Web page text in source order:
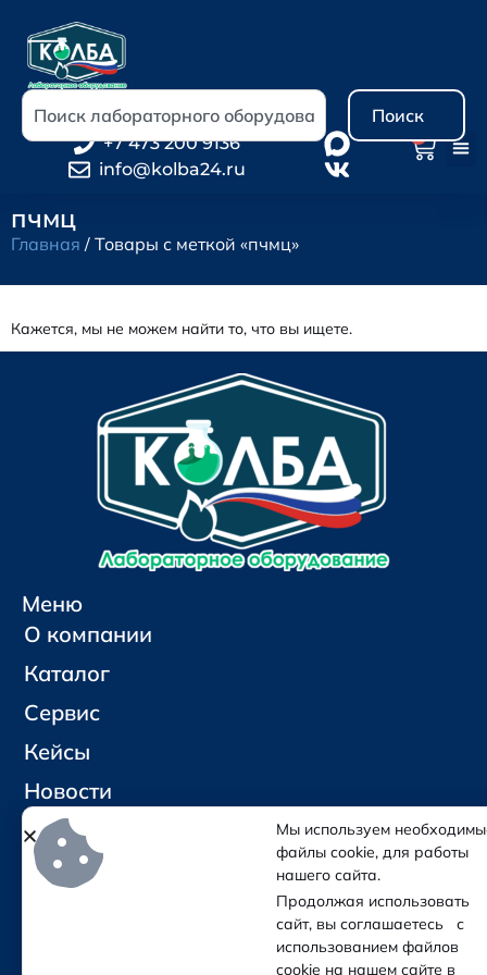
Поиск
+7 473 200 9136
info@kolba24.ru
пчмц
Главная / Товары с меткой «пчмц»
Кажется, мы не можем найти то, что вы ищете.
Меню
О компании
Каталог
Сервис
Кейсы
Новости
Контакты
Социальные сети и контакты
Мы используем
файлы cookie, для работы
нашего сайта.
Продолжая использовать
сайт, вы соглашаетесь с
использованием файлов
cookie на нашем сайте в